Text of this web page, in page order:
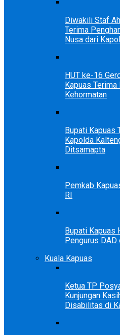
Diwakili Staf
Terima
Nusa dari
HUT ke-16
Kapuas
Kehormatan
Bupati Kapuas
Kapolda
Ditsamapta
Pemkab
RI
Bupati Kapuas
Pengurus
Kuala Kapuas
Ketua TP
Kunjungan
Disabilitas di